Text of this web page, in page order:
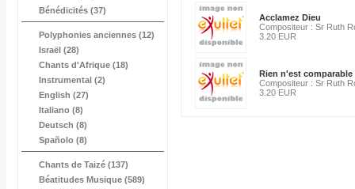
Bénédicités (37)
Polyphonies anciennes (12)
Israël (28)
Chants d'Afrique (18)
Instrumental (2)
English (27)
Italiano (8)
Deutsch (8)
Spañolo (8)
Chants de Taizé (137)
Béatitudes Musique (589)
Acclamez Dieu
Compositeur : Sr Ruth
3.20 EUR
Rien n'est comparable
Compositeur : Sr Ruth
3.20 EUR